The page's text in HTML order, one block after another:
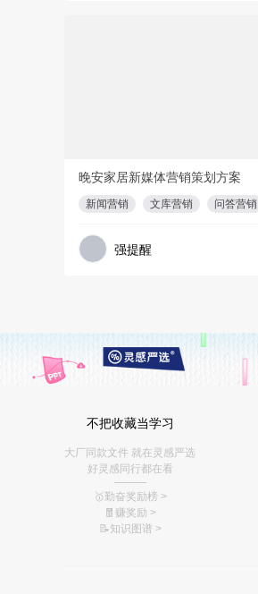
晚安家居新媒体营销策划方案
新闻营销 文库营销 问答营销
强提醒
不把收藏当学习
大厂同款文件 就在灵感严选
好灵感同行都在看
———
🥇勤奋奖励榜 >
🧧赚奖励 >
📝知识图谱 >